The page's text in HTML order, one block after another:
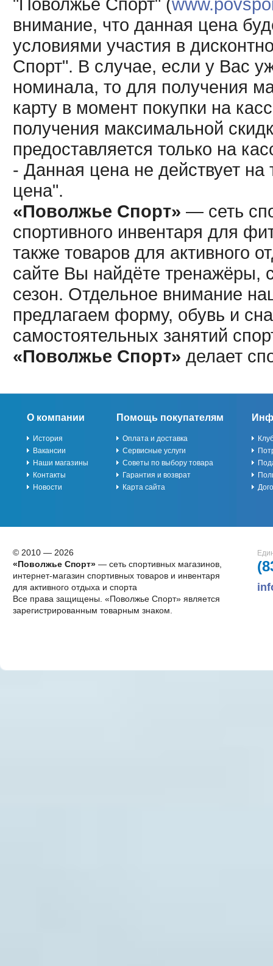
внимание, что данная цена
условиями участия в
Спорт". В случае, если у Вас
номинала, то для получения
карту в момент покупки на
получения максимальной
предоставляется только на
- Данная цена не действует
цена".
«Поволжье Спорт» — сеть
спортивного инвентаря для
также товаров для активного
сайте Вы найдёте тренажёры,
сезон. Отдельное внимание
предлагаем форму, обувь и
самостоятельных занятий
«Поволжье Спорт» делает
О компании
История
Вакансии
Наши магазины
Контакты
Новости
Помощь покупателям
Оплата и доставка
Сервисные услуги
Советы по выбору товара
Гарантия и возврат
Карта сайта
© 2010 — 2026
«Поволжье Спорт»— сеть спортивных магазинов,
интернет-магазин спортивных товаров и инвентаря
для активного отдыха и спорта
Все права защищены. «Поволжье Спорт» является
зарегистрированным товарным знаком.